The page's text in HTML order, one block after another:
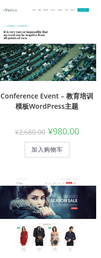
Conference Event – 教育培训
模板WordPress主题
¥2,680.00 ¥980.00
加入购物车